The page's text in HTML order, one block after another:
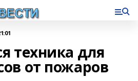
техника для
от пожаров